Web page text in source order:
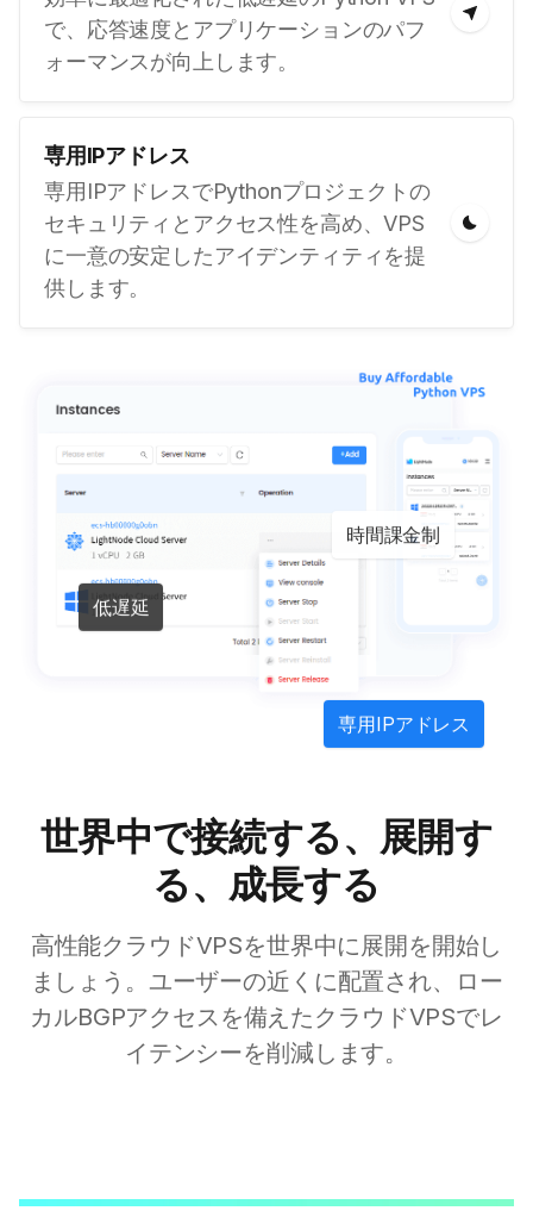
で、応答速度とアプリケーションのパフ
ォーマンスが向上します。
専用IPアドレス
専用IPアドレスでPythonプロジェクトの
セキュリティとアクセス性を高め、VPS
に一意の安定したアイデンティティを提
供します。
時間課金制
低遅延
専用IPアドレス
世界中で接続する、展開す
る、成長する
高性能クラウドVPSを世界中に展開を開始し
ましょう。ユーザーの近くに配置され、ロー
カルBGPアクセスを備えたクラウドVPSでレ
イテンシーを削減します。